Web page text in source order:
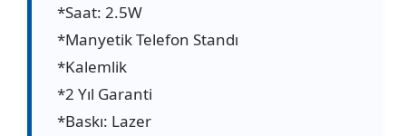
*Saat: 2.5W
*Manyetik Telefon Standı
*Kalemlik
*2 Yıl Garanti
*Baskı: Lazer